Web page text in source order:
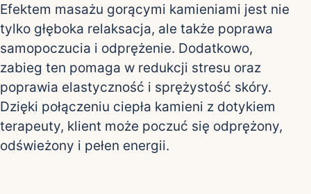
Efektem masażu gorącymi kamieniami jest nie
tylko głęboka relaksacja, ale także poprawa
samopoczucia i odprężenie. Dodatkowo,
zabieg ten pomaga w redukcji stresu oraz
poprawia elastyczność i sprężystość skóry.
Dzięki połączeniu ciepła kamieni z dotykiem
terapeuty, klient może poczuć się odprężony,
odświeżony i pełen energii.